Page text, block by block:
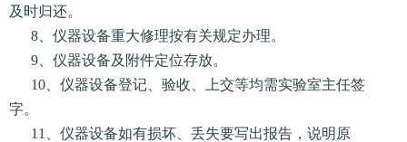
及时归还。
8、仪器设备重大修理按有关规定办理。
9、仪器设备及附件定位存放。
10、仪器设备登记、验收、上交等均需实验室主任签
字。
11、仪器设备如有损坏、丢失要写出报告，说明原